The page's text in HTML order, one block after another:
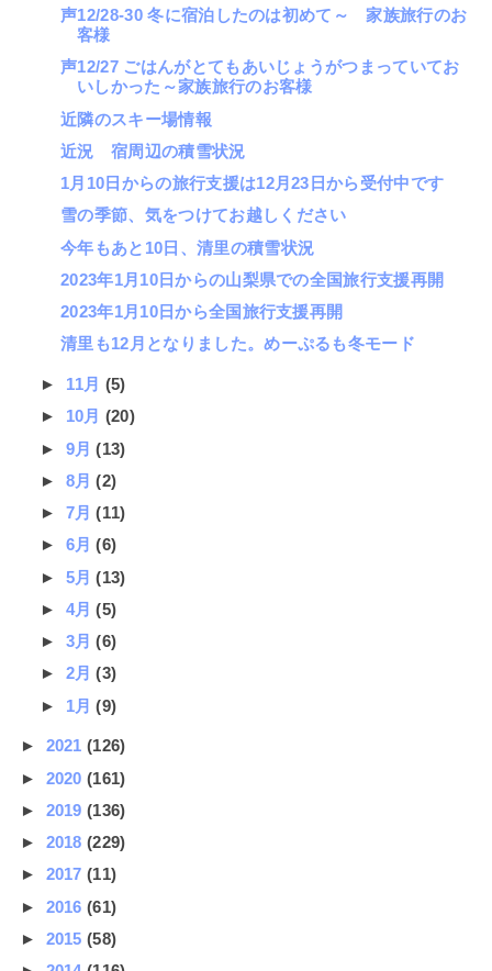
声12/28-30 冬に宿泊したのは初めて～ 家族旅行のお
客様
声12/27 ごはんがとてもあいじょうがつまっていてお
いしかった～家族旅行のお客様
近隣のスキー場情報
近況 宿周辺の積雪状況
1月10日からの旅行支援は12月23日から受付中です
雪の季節、気をつけてお越しください
今年もあと10日、清里の積雪状況
2023年1月10日からの山梨県での全国旅行支援再開
2023年1月10日から全国旅行支援再開
清里も12月となりました。めーぷるも冬モード
► 11月 (5)
► 10月 (20)
► 9月(13)
► 8月(2)
► 7月(11)
► 6月(6)
► 5月(13)
► 4月(5)
► 3月(6)
► 2月(3)
► 1月(9)
► 2021(126)
► 2020(161)
► 2019(136)
► 2018(229)
► 2017(11)
► 2016(61)
► 2015(58)